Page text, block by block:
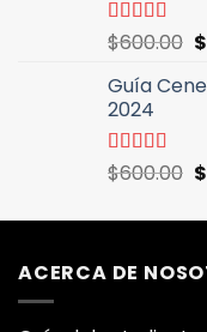
Valorado
con
5
$600.00 El
$
Guía
2024
Valorado
con
$600.00 El
$
ACERCA DE